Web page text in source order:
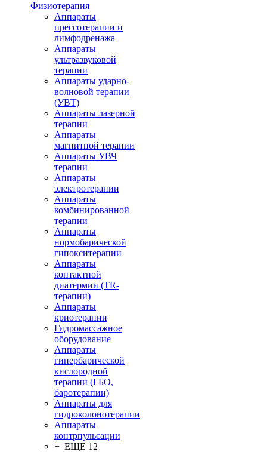
Физиотерапия
Аппараты
прессотерапии и
лимфодренажа
Аппараты
ультразвуковой
терапии
Аппараты ударно-
волновой терапии
(УВТ)
Аппараты лазерной
терапии
Аппараты
магнитной терапии
Аппараты УВЧ
терапии
Аппараты
электротерапии
Аппараты
комбинированной
терапии
Аппараты
нормобарической
гипокситерапии
Аппараты
контактной
диатермии (TR-
терапии)
Аппараты
криотерапии
Гидромассажное
оборудование
Аппараты
гипербарической
кислородной
терапии (ГБО,
баротерапии)
Аппараты для
гидроколонотерапии
Аппараты
контрпульсации
+ ЕЩЕ 12